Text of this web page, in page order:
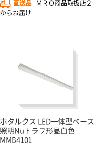
直送品 ＭＲＯ商品取扱店２
からお届け
ホタルクス LED一体型ベース
照明Nuトラフ形昼白色
MMB4101